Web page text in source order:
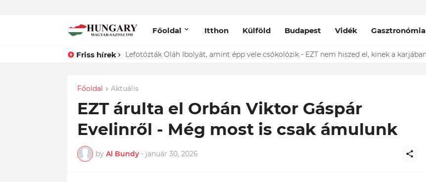
Főoldal Itthon Külföld Budapest Vidék Gasztronómia
Friss hírek ÍGY búcsúzik szerelmétől! Hadas Kriszta férje EZT tette közzé
Főoldal Aktuális
EZT árulta el Orbán Viktor Gáspár
Evelinről - Még most is csak ámulunk
by Al Bundy - január 30, 2026